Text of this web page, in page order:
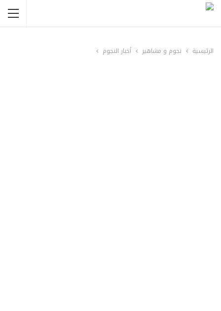
الرئيسية نجوم و مشاهير أخبار النجوم